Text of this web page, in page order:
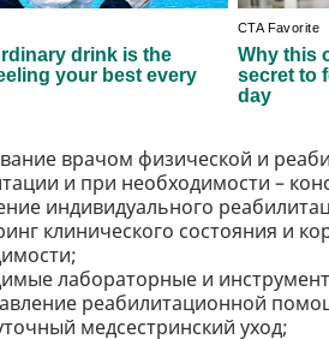
врачом физической и
и при необходимости –
индивидуального
клинического состояния и
лабораторные и
реабилитационной
медсестринский уход;